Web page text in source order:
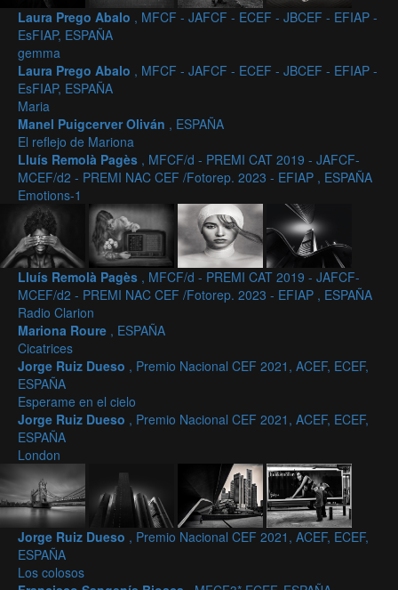
Laura Prego Abalo , MFCF - JAFCF - ECEF - JBCEF - EFIAP -
EsFIAP, ESPAÑA
gemma
Laura Prego Abalo , MFCF - JAFCF - ECEF - JBCEF - EFIAP -
EsFIAP, ESPAÑA
Maria
Manel Puigcerver Oliván , ESPAÑA
El reflejo de Mariona
Lluís Remolà Pagès , MFCF/d - PREMI CAT 2019 - JAFCF-
MCEF/d2 - PREMI NAC CEF /Fotorep. 2023 - EFIAP , ESPAÑA
Emotions-1
Lluís Remolà Pagès , MFCF/d - PREMI CAT 2019 - JAFCF-
MCEF/d2 - PREMI NAC CEF /Fotorep. 2023 - EFIAP , ESPAÑA
Radio Clarion
Mariona Roure , ESPAÑA
Cicatrices
Jorge Ruiz Dueso , Premio Nacional CEF 2021, ACEF, ECEF,
ESPAÑA
Esperame en el cielo
Jorge Ruiz Dueso , Premio Nacional CEF 2021, ACEF, ECEF,
ESPAÑA
London
Jorge Ruiz Dueso , Premio Nacional CEF 2021, ACEF, ECEF,
ESPAÑA
Los colosos